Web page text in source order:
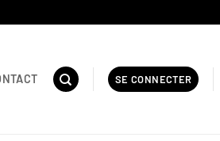
SE CONNECTER